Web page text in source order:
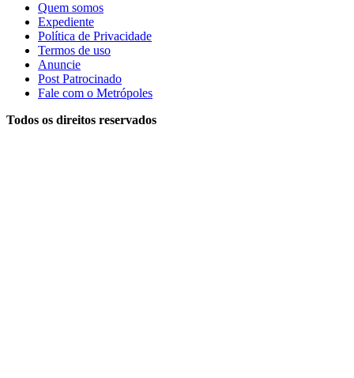
Quem somos
Expediente
Política de Privacidade
Termos de uso
Anuncie
Post Patrocinado
Fale com o Metrópoles
Todos os direitos reservados